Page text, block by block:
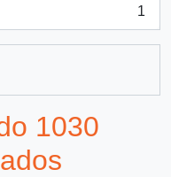
1
1030